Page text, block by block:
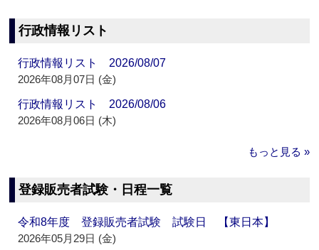
行政情報リスト
行政情報リスト 2026/08/07
2026年08月07日 (金)
行政情報リスト 2026/08/06
2026年08月06日 (木)
もっと見る »
登録販売者試験・日程一覧
令和8年度 登録販売者試験 試験日 【東日本】
2026年05月29日 (金)